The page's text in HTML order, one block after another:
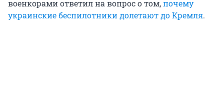
военкорами ответил на вопрос о том,почему
украинские беспилотники долетают до Кремля.